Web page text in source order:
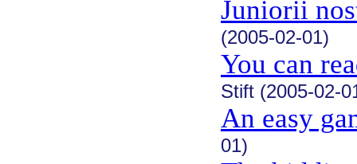
Juniorii
(2005-02-01)
You can
Stift (2005-02-
An easy
01)